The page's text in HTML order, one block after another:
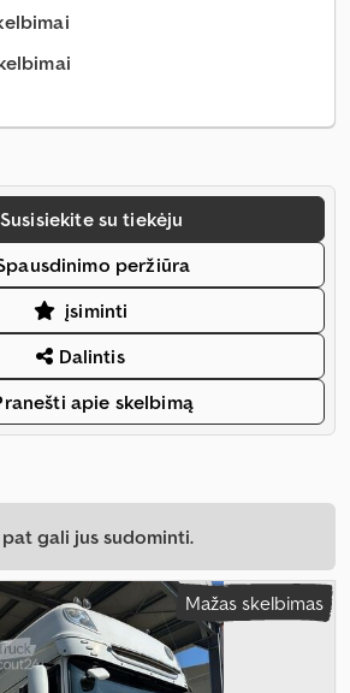
Susisiekite su tiekėju
peržiūra
įsiminti
Dalintis
apie skelbimą
gali jus sudominti.
Mažas skelbimas